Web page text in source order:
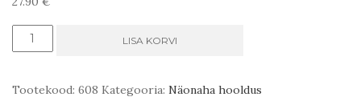
Sonya
LISA KORVI
Tootekood: 608 Kategooria: Näonaha hooldus